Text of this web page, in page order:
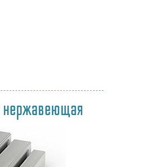
нержавеющая